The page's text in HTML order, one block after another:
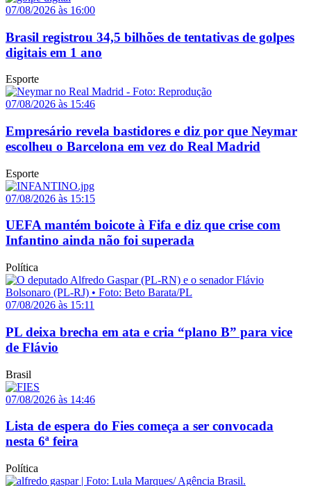
07/08/2026 às 16:00
Brasil registrou 34,5 bilhões de tentativas de golpes
digitais em 1 ano
Esporte
07/08/2026 às 15:46
Empresário revela bastidores e diz por que Neymar
escolheu o Barcelona em vez do Real Madrid
Esporte
07/08/2026 às 15:15
UEFA mantém boicote à Fifa e diz que crise com
Infantino ainda não foi superada
Política
07/08/2026 às 15:11
PL deixa brecha em ata e cria “plano B” para vice
de Flávio
Brasil
07/08/2026 às 14:46
Lista de espera do Fies começa a ser convocada
nesta 6ª feira
Política